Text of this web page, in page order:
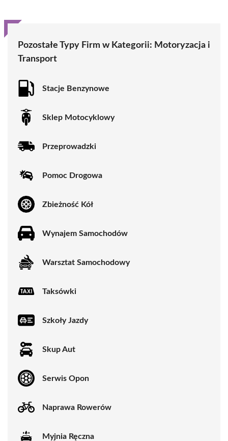
Pozostałe Typy Firm w Kategorii: Motoryzacja i
Transport
Stacje Benzynowe
Sklep Motocyklowy
Przeprowadzki
Pomoc Drogowa
Zbieżność Kół
Wynajem Samochodów
Warsztat Samochodowy
Taksówki
Szkoły Jazdy
Skup Aut
Serwis Opon
Naprawa Rowerów
Myjnia Ręczna